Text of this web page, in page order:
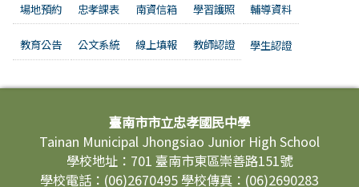
場地預約 忠孝課表 南資信箱 學習護照 輔導資料
教育公告 公文系統 線上填報 教師認證 學生認證
頁尾區域內容臺南市市立忠孝國民中學
Tainan Municipal Jhongsiao Junior High School
學校地址：701 臺南市東區崇善路151號
學校電話：(06)2670495 學校傳真：(06)2690283